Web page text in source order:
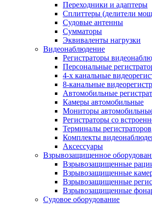
Переходники и адаптеры
Сплиттеры (делители
Судовые антенны
Сумматоры
Эквиваленты нагрузки
Видеонаблюдение
Регистраторы
Персональные
4-х канальные
8-канальные
Автомобильные
Камеры автомобильные
Мониторы
Регистраторы со
Терминалы регистраторов
Комплекты
Аксессуары
Взрывозащищенное
Взрывозащищенные
Взрывозащищенные
Взрывозащищенные
Взрывозащищенные
Судовое оборудование